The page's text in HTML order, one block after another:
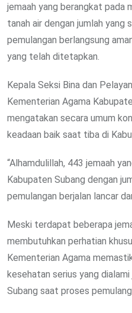
jemaah yang berangkat pada
tanah air dengan jumlah yang
pemulangan berlangsung
yang telah ditetapkan.
Kepala Seksi Bina dan
Kementerian Agama
mengatakan secara umum
keadaan baik saat tiba di
“Alhamdulillah, 443 jemaah
Kabupaten Subang dengan
pemulangan berjalan lancar
Meski terdapat beberapa
membutuhkan perhatian
Kementerian Agama
kesehatan serius yang
Subang saat proses